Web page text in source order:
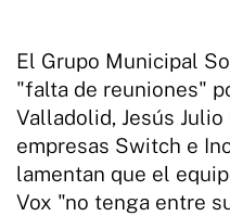
El Grupo Municipal
"falta de reuniones"
Valladolid, Jesús
empresas Switch e
lamentan que el
Vox "no tenga entre